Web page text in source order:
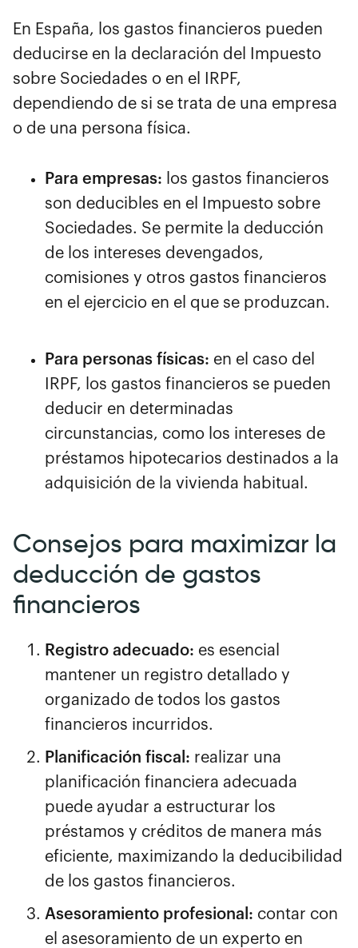
En España, los gastos financieros pueden
deducirse en la declaración del Impuesto
sobre Sociedades o en el IRPF,
dependiendo de si se trata de una empresa
o de una persona física.
Para empresas: los gastos financieros
son deducibles en el Impuesto sobre
Sociedades. Se permite la deducción
de los intereses devengados,
comisiones y otros gastos financieros
en el ejercicio en el que se produzcan.
Para personas físicas: en el caso del
IRPF, los gastos financieros se pueden
deducir en determinadas
circunstancias, como los intereses de
préstamos hipotecarios destinados a la
adquisición de la vivienda habitual.
Consejos para maximizar la
deducción de gastos
financieros
Registro adecuado: es esencial
mantener un registro detallado y
organizado de todos los gastos
financieros incurridos.
Planificación fiscal: realizar una
planificación financiera adecuada
puede ayudar a estructurar los
préstamos y créditos de manera más
eficiente, maximizando la deducibilidad
de los gastos financieros.
Asesoramiento profesional: contar con
el asesoramiento de un experto en